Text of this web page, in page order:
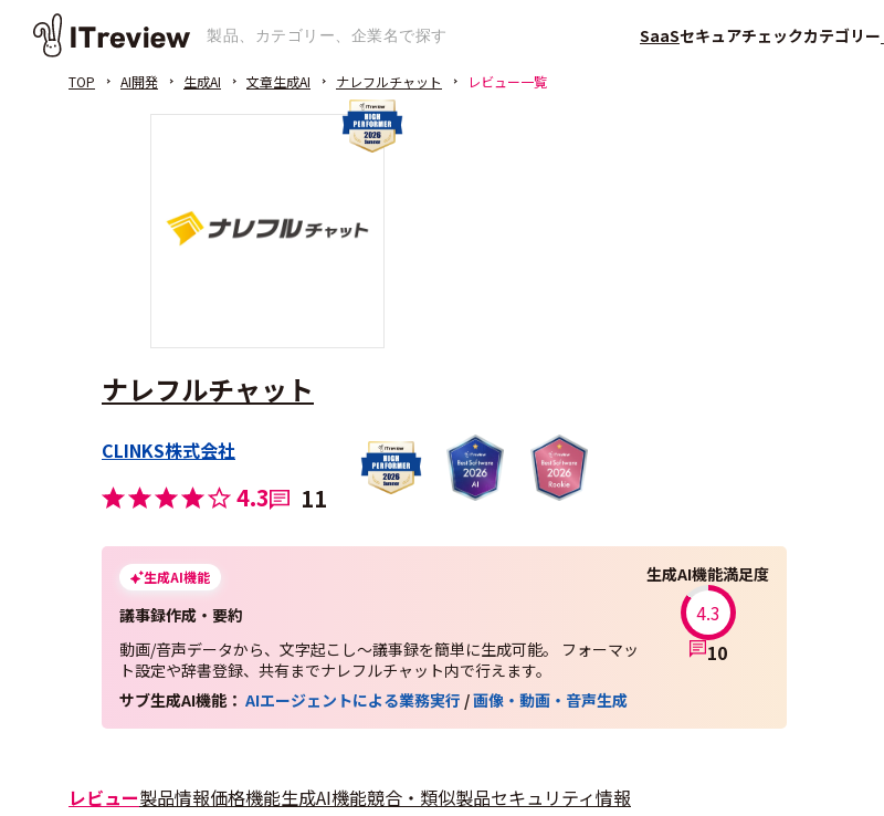
SaaSセキュアチェックカテゴリー
TOP AI開発 生成AI 文章生成AI ナレフルチャット レビュー一覧
ナレフルチャット
CLINKS株式会社
4.3 11
生成AI機能
議事録作成・要約
動画/音声データから、文字起こし～議事録を簡単に生成可能。 フォーマッ
ト設定や辞書登録、共有までナレフルチャット内で行えます。
生成AI機能満足度
4.3
10
サブ生成AI機能： AIエージェントによる業務実行 /画像・動画・音声生成
レビュー製品情報価格機能生成AI機能競合・類似製品セキュリティ情報